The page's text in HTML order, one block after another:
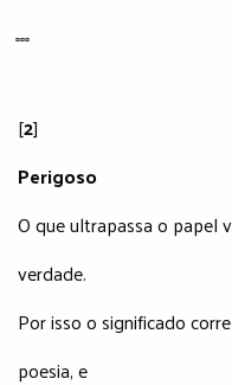
̻ ̻ ̻
[2]
Perigoso
O que ultrapassa o papel
verdade.
Por isso o significado
poesia, e